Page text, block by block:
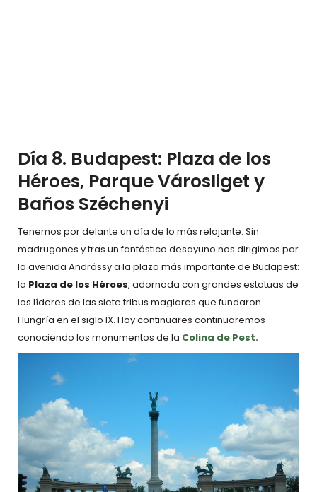
Día 8. Budapest: Plaza de los
Héroes, Parque Városliget y
Baños Széchenyi
Tenemos por delante un día de lo más relajante. Sin
madrugones y tras un fantástico desayuno nos dirigimos por
la avenida Andrássy a la plaza más importante de Budapest:
la Plaza de los Héroes, adornada con grandes estatuas de
los líderes de las siete tribus magiares que fundaron
Hungría en el siglo IX. Hoy continuares continuaremos
conociendo los monumentos de la Colina de Pest.